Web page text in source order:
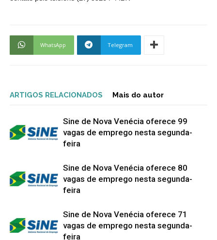
WhatsApp Telegram
ARTIGOS RELACIONADOS Mais do autor
Sine de Nova Venécia oferece 99
vagas de emprego nesta segunda-
feira
Sine de Nova Venécia oferece 80
vagas de emprego nesta segunda-
feira
Sine de Nova Venécia oferece 71
vagas de emprego nesta segunda-
feira